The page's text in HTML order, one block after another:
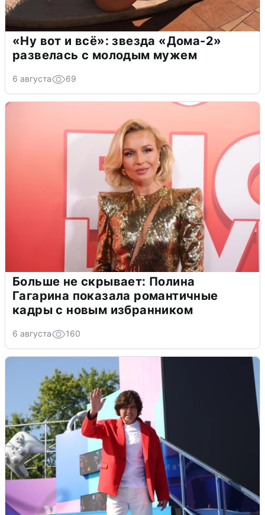
«Ну вот и всё»: звезда «Дома-2»
развелась с молодым мужем
6 августа 69
Больше не скрывает: Полина
Гагарина показала романтичные
кадры с новым избранником
6 августа 160